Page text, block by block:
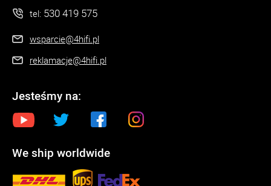
tel: 530 419 575
wsparcie@4hifi.pl
reklamacje@4hifi.pl
Jesteśmy na:
We ship worldwide